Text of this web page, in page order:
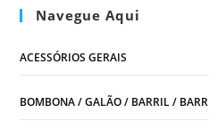
Navegue Aqui
ACESSÓRIOS GERAIS
BOMBONA / GALÃO / BARRIL /